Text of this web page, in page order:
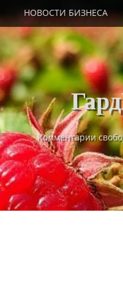
НОВОСТИ БИЗНЕСА
Комментарии